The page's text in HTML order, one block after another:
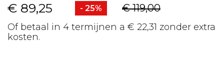
€ 89,25 - 25% € 119,00
Of betaal in 4 termijnen a € 22,31 zonder extra
kosten.